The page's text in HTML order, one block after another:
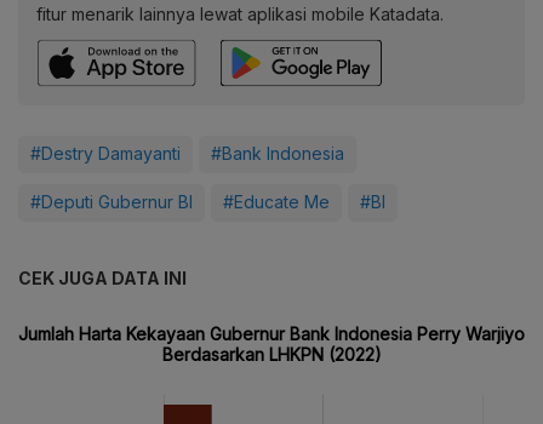
fitur menarik lainnya lewat aplikasi mobile Katadata.
#Destry Damayanti #Bank Indonesia
#Deputi Gubernur BI #Educate Me #BI
CEK JUGA DATA INI